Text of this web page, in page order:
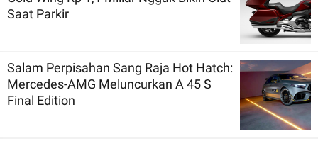
Saat Parkir
Salam Perpisahan Sang Raja Hot Hatch:
Mercedes-AMG Meluncurkan A 45 S
Final Edition